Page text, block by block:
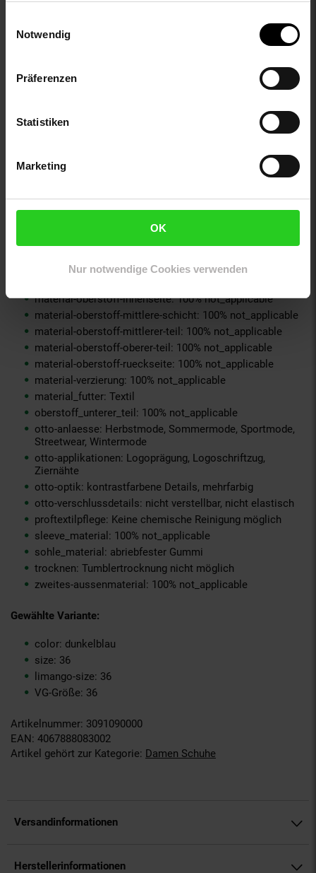
Notwendig
Präferenzen
Statistiken
Marketing
OK
Nur notwendige Cookies verwenden
ay-material-eigenschaften: Leder
ay-schuh-acc material: Weiteres Material
ay-sondergroessen_produktebene: keine Angabe
fuellung: 100% not_applicable
innen_material_einsatz: 100% not_applicable
material: 50% Leder, 50% Synthetik
material-futter-aermel: 100% not_applicable
material-futter-innenjacke: 100% not_applicable
material-kunstfellkragen: 100% not_applicable
material-oberstoff-innenseite: 100% not_applicable
material-oberstoff-mittlere-schicht: 100% not_applicable
material-oberstoff-mittlerer-teil: 100% not_applicable
material-oberstoff-oberer-teil: 100% not_applicable
material-oberstoff-rueckseite: 100% not_applicable
material-verzierung: 100% not_applicable
material_futter: Textil
oberstoff_unterer_teil: 100% not_applicable
otto-anlaesse: Herbstmode, Sommermode, Sportmode,
Streetwear, Wintermode
otto-applikationen: Logoprägung, Logoschriftzug,
Ziernähte
otto-optik: kontrastfarbene Details, mehrfarbig
otto-verschlussdetails: nicht verstellbar, nicht elastisch
proftextilpflege: Keine chemische Reinigung möglich
sleeve_material: 100% not_applicable
sohle_material: abriebfester Gummi
trocknen: Tumblertrocknung nicht möglich
zweites-aussenmaterial: 100% not_applicable
Gewählte Variante:
color: dunkelblau
size: 36
limango-size: 36
VG-Größe: 36
Artikelnummer: 3091090000
EAN: 4067888083002
Artikel gehört zur Kategorie: Damen Schuhe
Versandinformationen
Herstellerinformationen